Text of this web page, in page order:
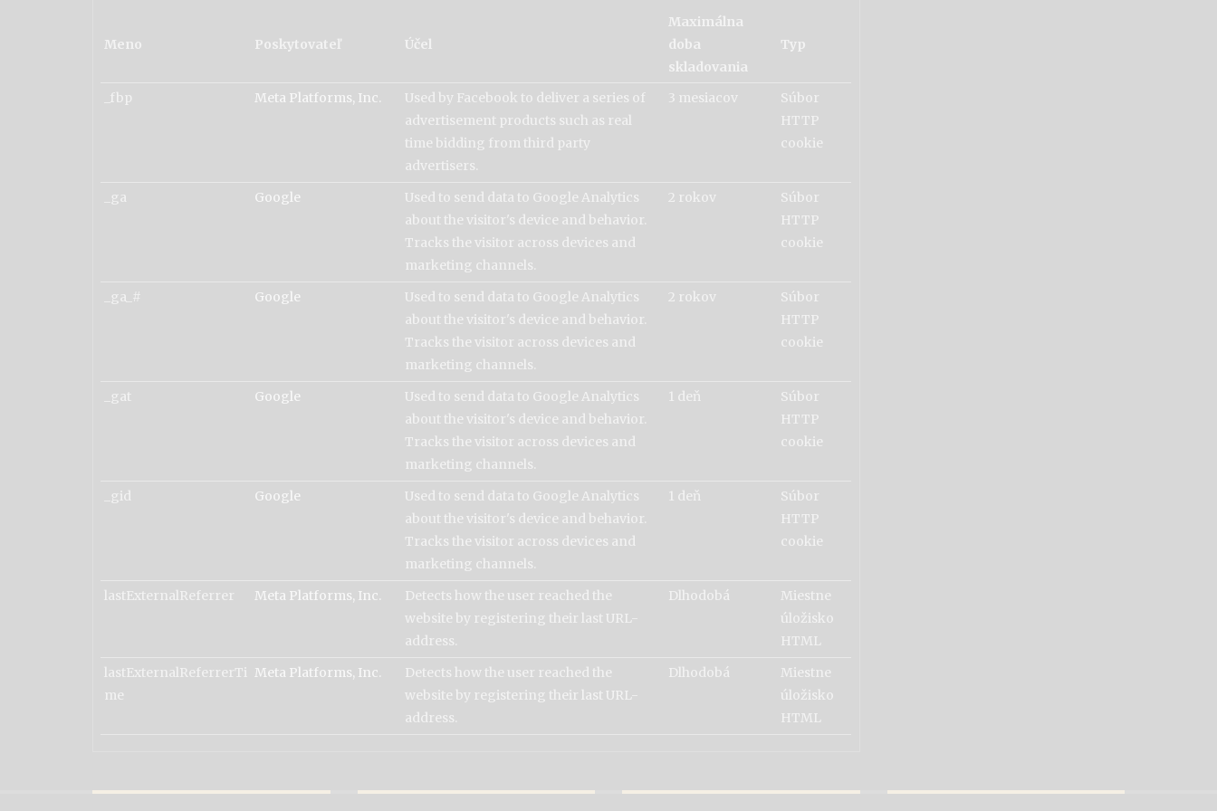
Meno Poskytovateľ Účel
Maximálna
doba
skladovania
Typ
_fbp Meta Platforms, Inc.
Used by Facebook to deliver a series of
advertisement products such as real
time bidding from third party
advertisers.
3 mesiacov
Súbor
HTTP
cookie
_ga Google
Used to send data to Google Analytics
about the visitor's device and behavior.
Tracks the visitor across devices and
marketing channels.
2 rokov
Súbor
HTTP
cookie
_ga_# Google
Used to send data to Google Analytics
about the visitor's device and behavior.
Tracks the visitor across devices and
marketing channels.
2 rokov
Súbor
HTTP
cookie
_gat Google
Used to send data to Google Analytics
about the visitor's device and behavior.
Tracks the visitor across devices and
marketing channels.
1 deň
Súbor
HTTP
cookie
_gid Google
Used to send data to Google Analytics
about the visitor's device and behavior.
Tracks the visitor across devices and
marketing channels.
1 deň
Súbor
HTTP
cookie
lastExternalReferrer Meta Platforms, Inc.
Detects how the user reached the
website by registering their last URL-
address.
Dlhodobá
Miestne
úložisko
HTML
lastExternalReferrerTi
me
Meta Platforms, Inc.
Detects how the user reached the
website by registering their last URL-
address.
Dlhodobá
Miestne
úložisko
HTML